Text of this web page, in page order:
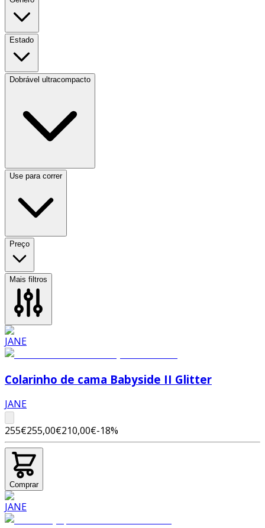
Estado
Dobrável ultracompacto
Use para correr
Preço
Mais filtros
Colarinho de cama Babyside II Glitter
JANE
255€255,00€210,00€-18%
Comprar